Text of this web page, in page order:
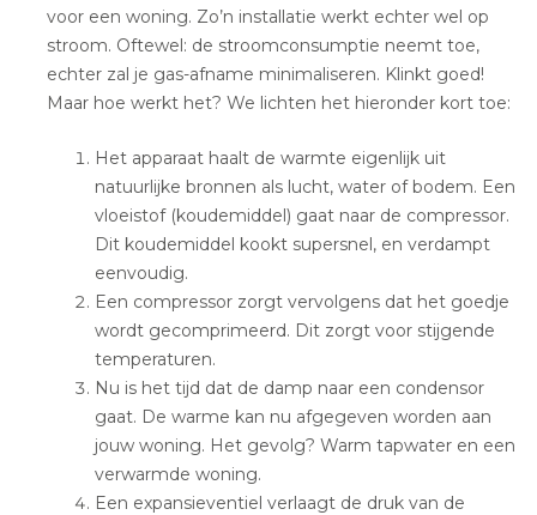
voor een woning. Zo’n installatie werkt echter wel op
stroom. Oftewel: de stroomconsumptie neemt toe,
echter zal je gas-afname minimaliseren. Klinkt goed!
Maar hoe werkt het? We lichten het hieronder kort toe:
Het apparaat haalt de warmte eigenlijk uit
natuurlijke bronnen als lucht, water of bodem. Een
vloeistof (koudemiddel) gaat naar de compressor.
Dit koudemiddel kookt supersnel, en verdampt
eenvoudig.
Een compressor zorgt vervolgens dat het goedje
wordt gecomprimeerd. Dit zorgt voor stijgende
temperaturen.
Nu is het tijd dat de damp naar een condensor
gaat. De warme kan nu afgegeven worden aan
jouw woning. Het gevolg? Warm tapwater en een
verwarmde woning.
Een expansieventiel verlaagt de druk van de